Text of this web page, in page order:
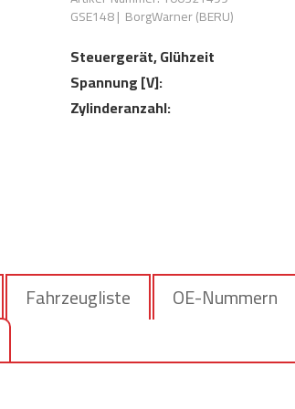
GSE148| BorgWarner (BERU)
Steuergerät, Glühzeit
Spannung [V]:
Zylinderanzahl:
Fahrzeugliste
OE-Nummern